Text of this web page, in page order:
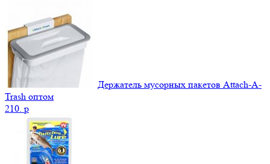
Держатель мусорных пакетов Attach-A-
Trash оптом
210. p